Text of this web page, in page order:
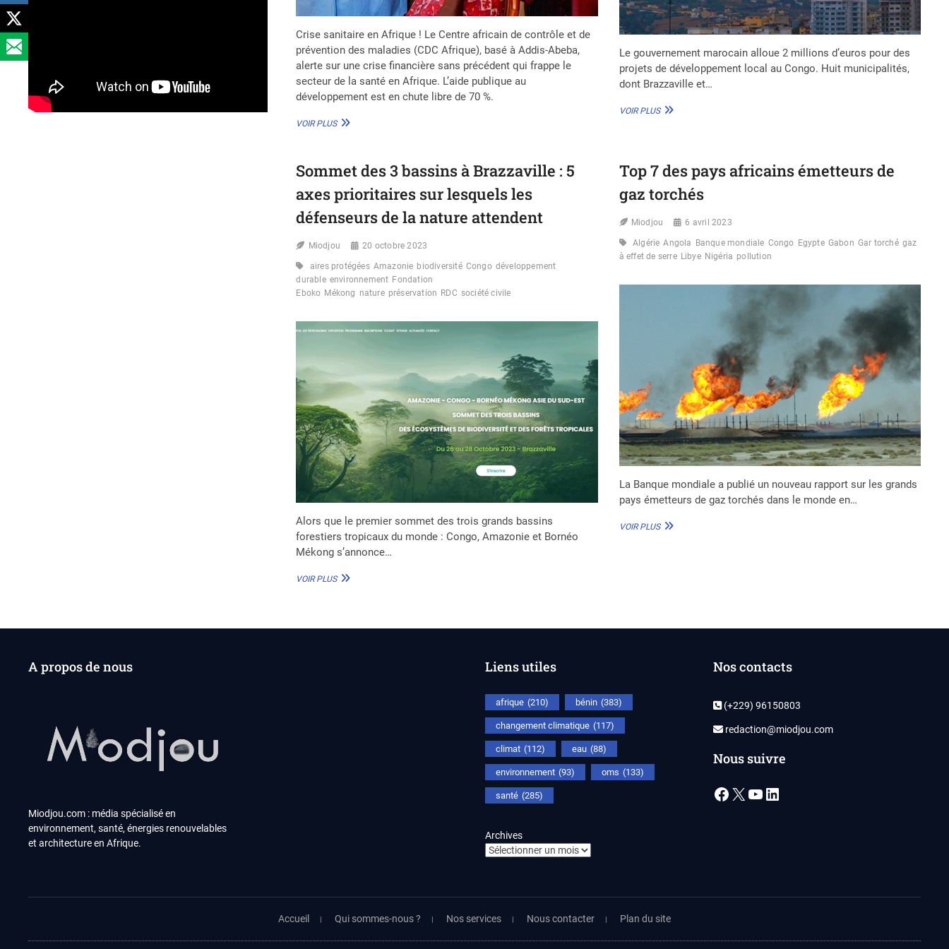
Crise sanitaire en Afrique ! Le Centre africain de contrôle et de
prévention des maladies (CDC Afrique), basé à Addis-Abeba,
alerte sur une crise financière sans précédent qui frappe le
secteur de la santé en Afrique. L’aide publique au
développement est en chute libre de 70 %.
VOIR PLUSSANTÉ
LE
ALERTE
UNE
SANS
PRÉCÉDENT
Le gouvernement marocain alloue 2 millions d’euros pour des
projets de développement local au Congo. Huit municipalités,
dont Brazzaville et…
VOIR PLUSLE
LOCAL
CONGO
2
Sommet des 3 bassins à Brazzaville : 5
axes prioritaires sur lesquels les
défenseurs de la nature attendent
Miodjou 20 octobre 2023
aires protégées Amazonie biodiversité Congo développement
durable environnement Fondation
Eboko Mékong nature préservation RDC société civile
Alors que le premier sommet des trois grands bassins
forestiers tropicaux du monde : Congo, Amazonie et Bornéo
Mékong s’annonce…
VOIR PLUSSOMMET
À
Top 7 des pays africains émetteurs de
gaz torchés
Miodjou 6 avril 2023
Algérie Angola Banque mondiale Congo Egypte Gabon Gar torché gaz
à effet de serre Libye Nigéria pollution
La Banque mondiale a publié un nouveau rapport sur les grands
pays émetteurs de gaz torchés dans le monde en…
VOIR PLUSTOP
A propos de nous
Miodjou.com : média spécialisé en
environnement, santé, énergies renouvelables
et architecture en Afrique.
Liens utiles
afrique (210) bénin (383)
changement climatique (117)
climat (112) eau (88)
environnement (93) oms (133)
santé (285)
Archives
Nos contacts
(+229) 96150803
redaction@miodjou.com
Nous suivre
Facebook
X YouTube
LinkedIn
Accueil Qui sommes-nous ? Nos services Nous contacter Plan du site